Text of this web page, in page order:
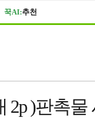
꾹AI:추천
2p )판촉